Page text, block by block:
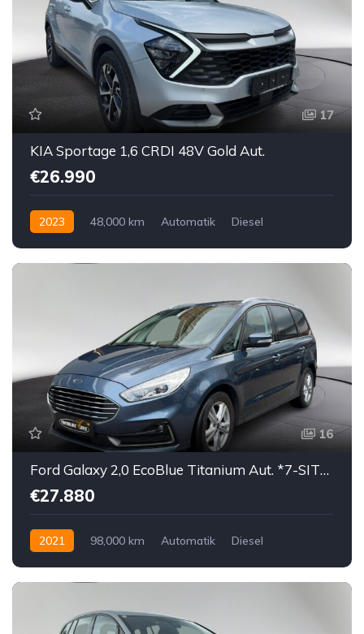
17
KIA Sportage 1,6 CRDI 48V Gold Aut.
€26.990
2023 48,000 km Automatik
Diesel
16
Ford Galaxy 2,0 EcoBlue Titanium Aut. *7-SITZER*
€27.880
2021 98,000 km Automatik
Diesel